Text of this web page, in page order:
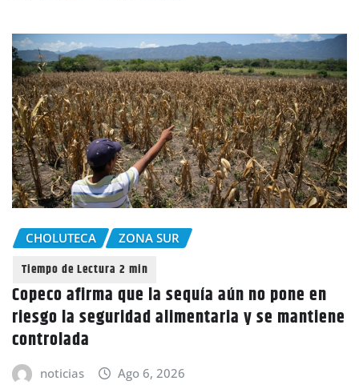
CHOLUTECA ZONA SUR
Copeco afirma que la sequía aún no pone en
riesgo la seguridad alimentaria y se mantiene
controlada
noticias Ago 6, 2026